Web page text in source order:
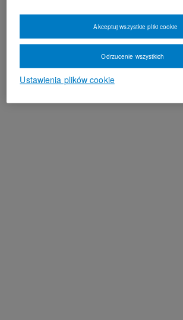
Ustawienia plików cookie
Odrzucenie wszystkich
Akceptuj wszystkie pliki cookie